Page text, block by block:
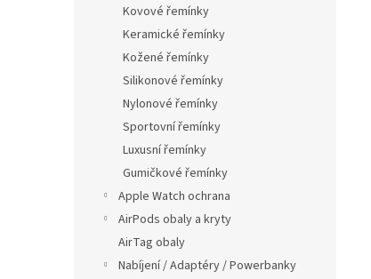
Kovové řemínky
Keramické řemínky
Kožené řemínky
Silikonové řemínky
Nylonové řemínky
Sportovní řemínky
Luxusní řemínky
Gumičkové řemínky
Apple Watch ochrana
AirPods obaly a kryty
AirTag obaly
Nabíjení / Adaptéry / Powerbanky